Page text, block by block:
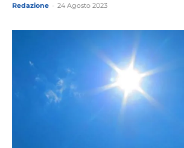
Redazione 24 Agosto 2023